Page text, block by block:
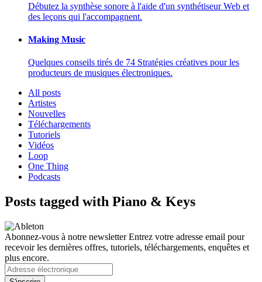
Débutez la synthèse sonore à l'aide d'un synthétiseur Web et
des leçons qui l'accompagnent.
Making Music
Quelques conseils tirés de 74 Stratégies créatives pour les
producteurs de musiques électroniques.
All posts
Artistes
Nouvelles
Téléchargements
Tutoriels
Vidéos
Loop
One Thing
Podcasts
Posts tagged with Piano & Keys
Abonnez-vous à notre newsletterEntrez votre adresse email pour
recevoir les dernières offres, tutoriels, téléchargements, enquêtes et
plus encore.